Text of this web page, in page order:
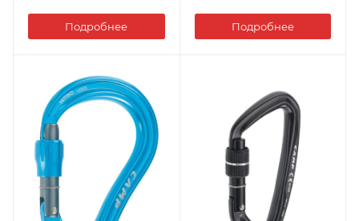
Подробнее Подробнее